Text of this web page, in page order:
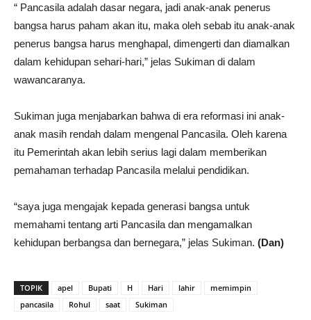
“ Pancasila adalah dasar negara, jadi anak-anak penerus
bangsa harus paham akan itu, maka oleh sebab itu anak-anak
penerus bangsa harus menghapal, dimengerti dan diamalkan
dalam kehidupan sehari-hari,” jelas Sukiman di dalam
wawancaranya.
Sukiman juga menjabarkan bahwa di era reformasi ini anak-
anak masih rendah dalam mengenal Pancasila. Oleh karena
itu Pemerintah akan lebih serius lagi dalam memberikan
pemahaman terhadap Pancasila melalui pendidikan.
“saya juga mengajak kepada generasi bangsa untuk
memahami tentang arti Pancasila dan mengamalkan
kehidupan berbangsa dan bernegara,” jelas Sukiman. (Dan)
TOPIK apel Bupati H Hari lahir
memimpin
pancasila
Rohul saat Sukiman